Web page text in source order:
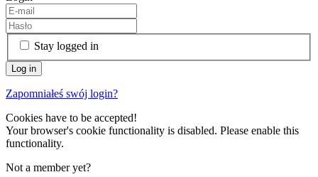
Stay logged in
Zapomniałeś swój login?
Cookies have to be accepted!
Your browser's cookie functionality is disabled. Please enable this
functionality.
Not a member yet?